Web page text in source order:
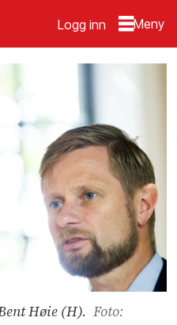
Logg inn
Høie (H). Foto: